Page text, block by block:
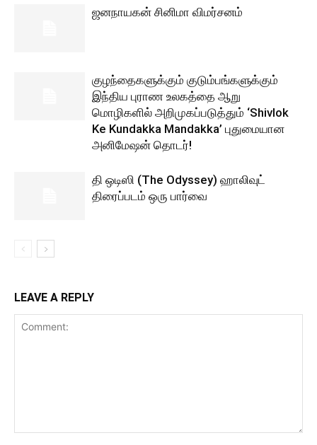
ஜனநாயகன் சினிமா விமர்சனம்
குழந்தைகளுக்கும் குடும்பங்களுக்கும்
இந்திய புராண உலகத்தை ஆறு
மொழிகளில் அறிமுகப்படுத்தும் ‘Shivlok
Ke Kundakka Mandakka’ புதுமையான
அனிமேஷன் தொடர்!
தி ஒடிஸி (The Odyssey) ஹாலிவுட்
திரைப்படம் ஒரு பார்வை
LEAVE A REPLY